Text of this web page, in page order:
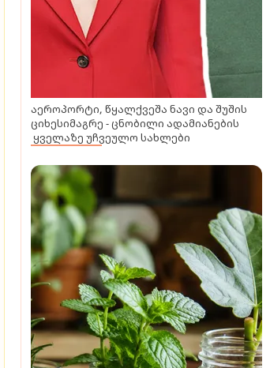
აეროპორტი, წყალქვეშა ნავი და შუშის
ციხესიმაგრე - ცნობილი ადამიანების
ყველაზე უჩვეულო სახლები